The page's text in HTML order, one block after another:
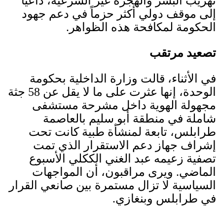
إلى موقف دولي أكثر حزماً في دعم جهود
الحكومة لمكافحة هذه الظواهر .
تصعيد مرتقب
في الأثناء، قالت وزارة الداخلية بحكومة
الوحدة، إنها عثرت على ما لا يقل عن 58 جثة
مجهولة الهوية داخل مشرحة مستشفى
شاملة في منطقة أبو سليم بالعاصمة
طرابلس، تابعة لمنشأة طبية كانت تحت
إشراف جهاز دعم الاستقرار الذي تمت
تصفية زعيمه عبد الغني الككلي الأسبوع
الماضي. ويرى مراقبون، أن المواجهات
السياسية لا تزال مستمرة بين صانعي القرار
في طرابلس وبنغازي.